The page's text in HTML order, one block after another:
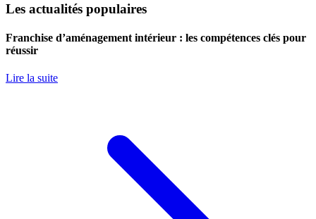
Les actualités populaires
Franchise d’aménagement intérieur : les compétences clés pour
réussir
Lire la suite